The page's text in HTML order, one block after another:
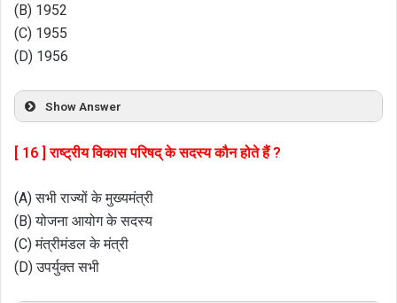
(B) 1952
(C) 1955
(D) 1956
Show Answer
[ 16 ] राष्ट्रीय विकास परिषद् के सदस्य कौन होते हैं ?
(A) सभी राज्यों के मुख्यमंत्री
(B) योजना आयोग के सदस्य
(C) मंत्रीमंडल के मंत्री
(D) उपर्युक्त सभी